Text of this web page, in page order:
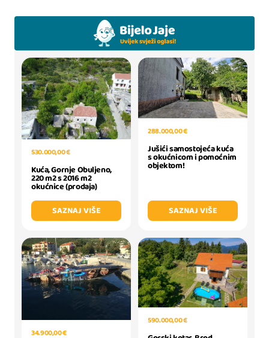
530.000,00 €
Kuća, Gornje Obuljeno,
220 m2 s 2016 m2
okućnice (prodaja)
SAZNAJ VIŠE
288.000,00 €
Jušići samostojeća kuća
s okućnicom i pomoćnim
objektom!
SAZNAJ VIŠE
34.900,00 €
590.000,00 €